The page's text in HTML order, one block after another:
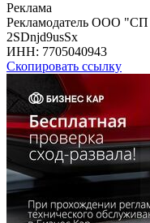
Реклама
Рекламодатель ООО
2SDnjd9usSx
ИНН: 7705040943
Скопировать ссылку